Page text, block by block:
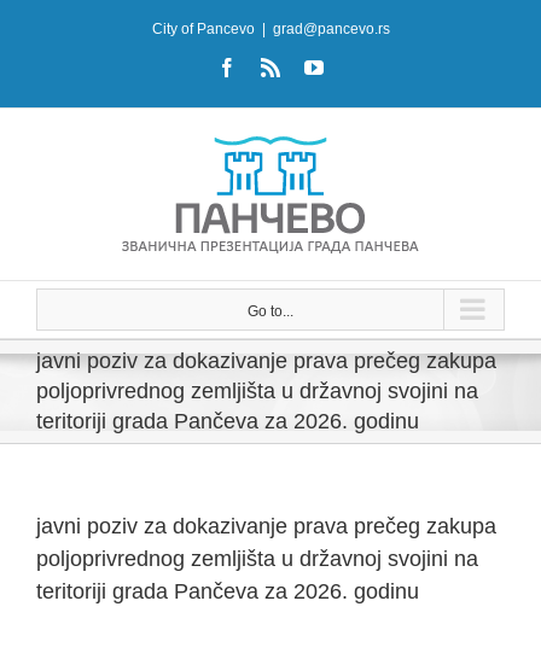
City of Pancevo grad@pancevo.rs
Facebook
Rss YouTube
Go to...
javni poziv za dokazivanje prava prečeg zakupa
poljoprivrednog zemljišta u državnoj svojini na
teritoriji grada Pančeva za 2026. godinu
javni poziv za dokazivanje prava prečeg zakupa
poljoprivrednog zemljišta u državnoj svojini na
teritoriji grada Pančeva za 2026. godinu